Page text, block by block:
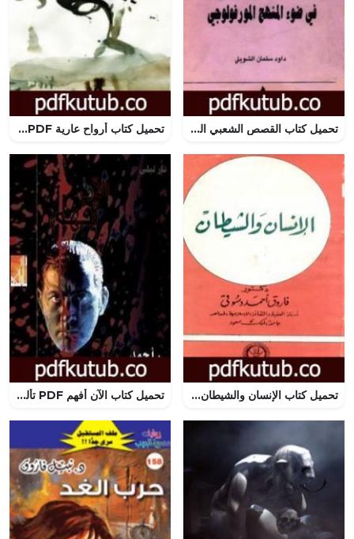
تحميل كتاب القصص الشعبي العراقي في ضوء المنهج المورفولوجي PDF تأليف داود سلمان الشويلي مجانا [كامل] تحميل كتاب أرواح عارية PDF تأليف محمد حامد مجانا [كامل]
تحميل كتاب الإنسان والشيطان PDF تأليف فاروق أحمد الدسوقي مجانا [كامل] تحميل كتاب الآن أفهم PDF تأليف أحمد خالد توفيق مجانا [كامل]